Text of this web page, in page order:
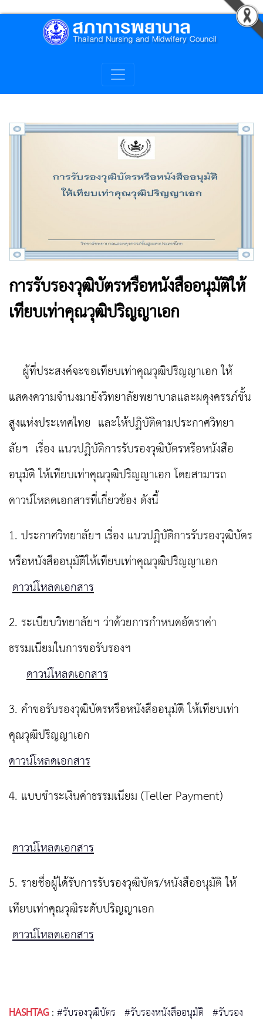
การรับรองวุฒิบัตรหรือหนังสืออนุมัติให้
เทียบเท่าคุณวุฒิปริญญาเอก
ผู้ที่ประสงค์จะขอเทียบเท่าคุณวุฒิปริญญาเอก ให้
แสดงความจำนงมายังวิทยาลัยพยาบาลและผดุงครรภ์ขั้น
สูงแห่งประเทศไทย และให้ปฏิบัติตามประกาศวิทยา
ลัยฯ เรื่อง แนวปฏิบัติการรับรองวุฒิบัตรหรือหนังสือ
อนุมัติ ให้เทียบเท่าคุณวุฒิปริญญาเอก โดยสามารถ
ดาวน์โหลดเอกสารที่เกี่ยวข้อง ดังนี้
1. ประกาศวิทยาลัยฯ เรื่อง แนวปฏิบัติการรับรองวุฒิบัตร
หรือหนังสืออนุมัติให้เทียบเท่าคุณวุฒิปริญญาเอก
ดาวน์โหลดเอกสาร
2. ระเบียบวิทยาลัยฯ ว่าด้วยการกำหนดอัตราค่า
ธรรมเนียมในการขอรับรองฯ
ดาวน์โหลดเอกสาร
3. คำขอรับรองวุฒิบัตรหรือหนังสืออนุมัติ ให้เทียบเท่า
คุณวุฒิปริญญาเอก
ดาวน์โหลดเอกสาร
4. แบบชำระเงินค่าธรรมเนียม (Teller Payment)
ดาวน์โหลดเอกสาร
5. รายชื่อผู้ได้รับการรับรองวุฒิบัตร/หนังสืออนุมัติ ให้
เทียบเท่าคุณวุฒิระดับปริญญาเอก
ดาวน์โหลดเอกสาร
HASHTAG:#รับรองวุฒิบัตร #รับรองหนังสืออนุมัติ #รับรอง